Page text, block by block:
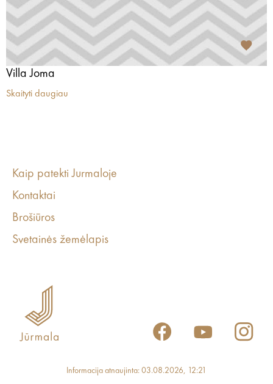
Villa Joma
Skaityti daugiau
Kaip patekti Jurmaloje
Kontaktai
Brošiūros
Svetainės žemėlapis
Informacija atnaujinta: 03.08.2026, 12:21